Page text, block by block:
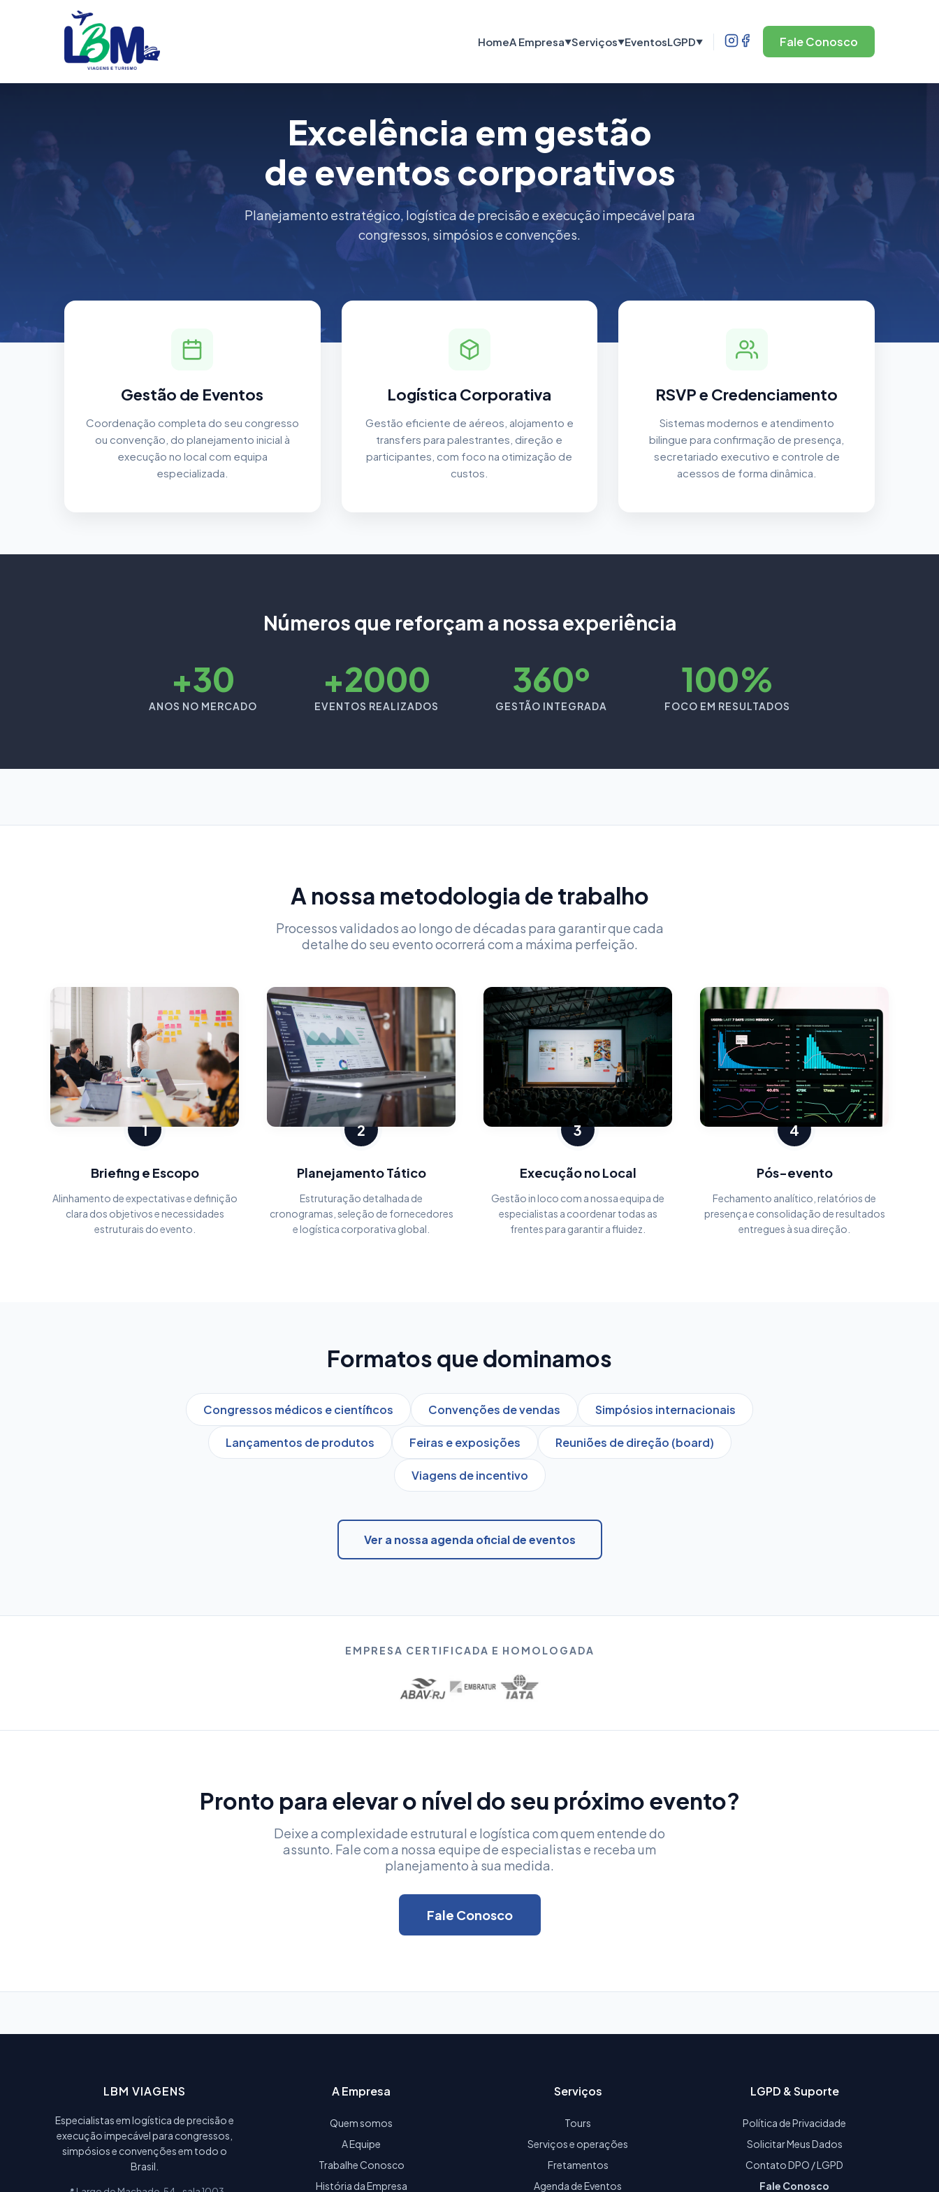
HomeA Empresa▼Serviços▼EventosLGPD▼ Fale Conosco
Excelência em gestão
de eventos corporativos
Planejamento estratégico, logística de precisão e execução impecável para
congressos, simpósios e convenções.
Gestão de Eventos
Coordenação completa do seu congresso
ou convenção, do planejamento inicial à
execução no local com equipa
especializada.
Logística Corporativa
Gestão eficiente de aéreos, alojamento e
transfers para palestrantes, direção e
participantes, com foco na otimização de
custos.
RSVP e Credenciamento
Sistemas modernos e atendimento
bilingue para confirmação de presença,
secretariado executivo e controle de
acessos de forma dinâmica.
Números que reforçam a nossa experiência
+30
ANOS NO MERCADO
+2000
EVENTOS REALIZADOS
360º
GESTÃO INTEGRADA
100%
FOCO EM RESULTADOS
A nossa metodologia de trabalho
Processos validados ao longo de décadas para garantir que cada
detalhe do seu evento ocorrerá com a máxima perfeição.
1
Briefing e Escopo
Alinhamento de expectativas e definição
clara dos objetivos e necessidades
estruturais do evento.
2
Planejamento Tático
Estruturação detalhada de
cronogramas, seleção de fornecedores
e logística corporativa global.
3
Execução no Local
Gestão in loco com a nossa equipa de
especialistas a coordenar todas as
frentes para garantir a fluidez.
4
Pós-evento
Fechamento analítico, relatórios de
presença e consolidação de resultados
entregues à sua direção.
Formatos que dominamos
Congressos médicos e científicos Convenções de vendas Simpósios internacionais
Lançamentos de produtos Feiras e exposições Reuniões de direção (board)
Viagens de incentivo
Ver a nossa agenda oficial de eventos
EMPRESA CERTIFICADA E HOMOLOGADA
Pronto para elevar o nível do seu próximo evento?
Deixe a complexidade estrutural e logística com quem entende do
assunto. Fale com a nossa equipe de especialistas e receba um
planejamento à sua medida.
Fale Conosco
LBM VIAGENS
Especialistas em logística de precisão e
execução impecável para congressos,
simpósios e convenções em todo o
Brasil.
A Empresa
Quem somos
A Equipe
Trabalhe Conosco
História da Empresa
Serviços
Tours
Serviços e operações
Fretamentos
Agenda de Eventos
LGPD & Suporte
Política de Privacidade
Solicitar Meus Dados
Contato DPO / LGPD
Fale Conosco